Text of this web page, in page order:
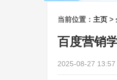
当前位置： 主页 >
百度营销
2025-08-27 13:57